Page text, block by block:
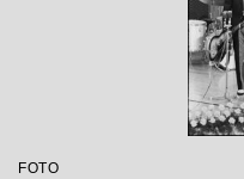
FOTO